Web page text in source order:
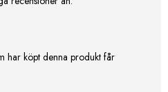
har köpt denna produkt får